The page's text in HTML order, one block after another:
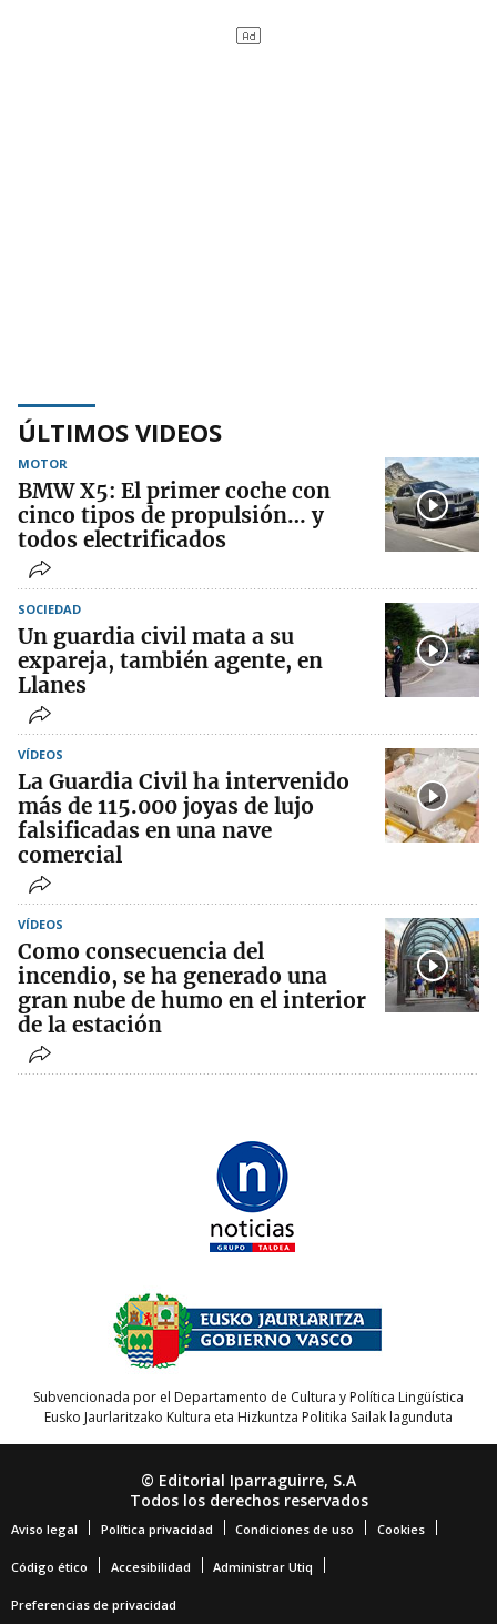
ÚLTIMOS VIDEOS
MOTOR
BMW X5: El primer coche con
cinco tipos de propulsión… y
todos electrificados
SOCIEDAD
Un guardia civil mata a su
expareja, también agente, en
Llanes
VÍDEOS
La Guardia Civil ha intervenido
más de 115.000 joyas de lujo
falsificadas en una nave
comercial
VÍDEOS
Como consecuencia del
incendio, se ha generado una
gran nube de humo en el interior
de la estación
Subvencionada por el Departamento de Cultura y Política Lingüística
Eusko Jaurlaritzako Kultura eta Hizkuntza Politika Sailak lagunduta
© Editorial Iparraguirre, S.A
Todos los derechos reservados
Aviso legal Política privacidad Condiciones de uso Cookies
Código ético Accesibilidad Administrar Utiq
Preferencias de privacidad